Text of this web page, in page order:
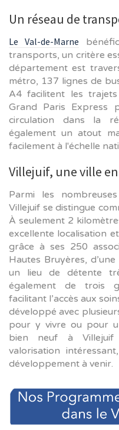
Un réseau de
Le Val-de-Marne
transports, un critère
département est
métro, 137 lignes de
A4 facilitent les
Grand Paris Express
circulation dans la
également un atout
facilement à l'échelle
Villejuif, une ville
Parmi les
Villejuif se distingue
À seulement 2
excellente localisation
grâce à ses 250
Hautes Bruyères,
un lieu de détente
également de trois
facilitant l’accès aux
développé avec
pour y vivre ou pour
bien neuf à
valorisation
développement à venir.